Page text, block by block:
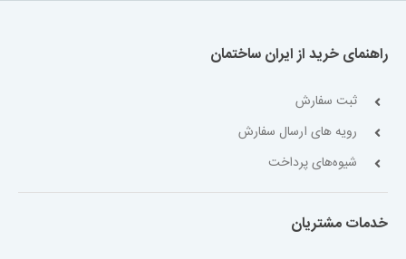
راهنمای خرید از ایران ساختمان
ثبت سفارش
رویه های ارسال سفارش
شیوه‌های پرداخت
خدمات مشتریان